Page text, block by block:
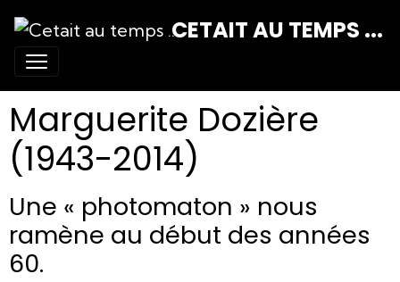
CETAIT AU TEMPS ...
Marguerite Dozière
(1943-2014)
Une « photomaton » nous
ramène au début des années
60.